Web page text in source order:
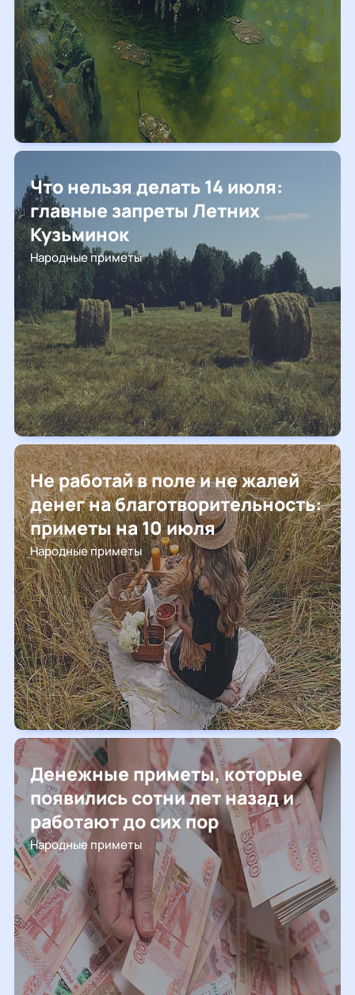
Что нельзя делать 14 июля:
главные запреты Летних
Кузьминок
Народные приметы
Не работай в поле и не жалей
денег на благотворительность:
приметы на 10 июля
Народные приметы
Денежные приметы, которые
появились сотни лет назад и
работают до сих пор
Народные приметы